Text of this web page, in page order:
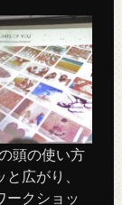
頭の使い方
広がり、
ークショッ